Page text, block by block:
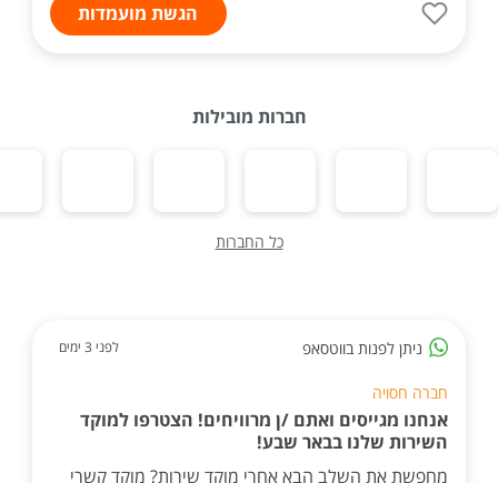
הגשת מועמדות
חברות מובילות
כל החברות
ניתן לפנות בווטסאפ לפני 3 ימים
חברה חסויה
אנחנו מגייסים ואתם /ן מרוויחים! הצטרפו למוקד
השירות שלנו בבאר שבע!
מחפשת את השלב הבא אחרי מוקד שירות? מוקד קשרי